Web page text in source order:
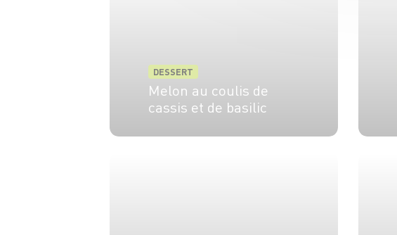
DESSERT
Melon au coulis de
cassis et de basilic